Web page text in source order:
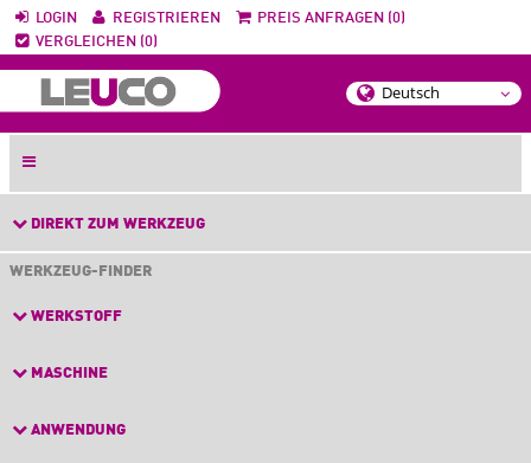
LOGIN REGISTRIEREN
PREIS ANFRAGEN (0)
VERGLEICHEN (0)
DIREKT ZUM WERKZEUG
WERKZEUG-FINDER
WERKSTOFF
MASCHINE
ANWENDUNG